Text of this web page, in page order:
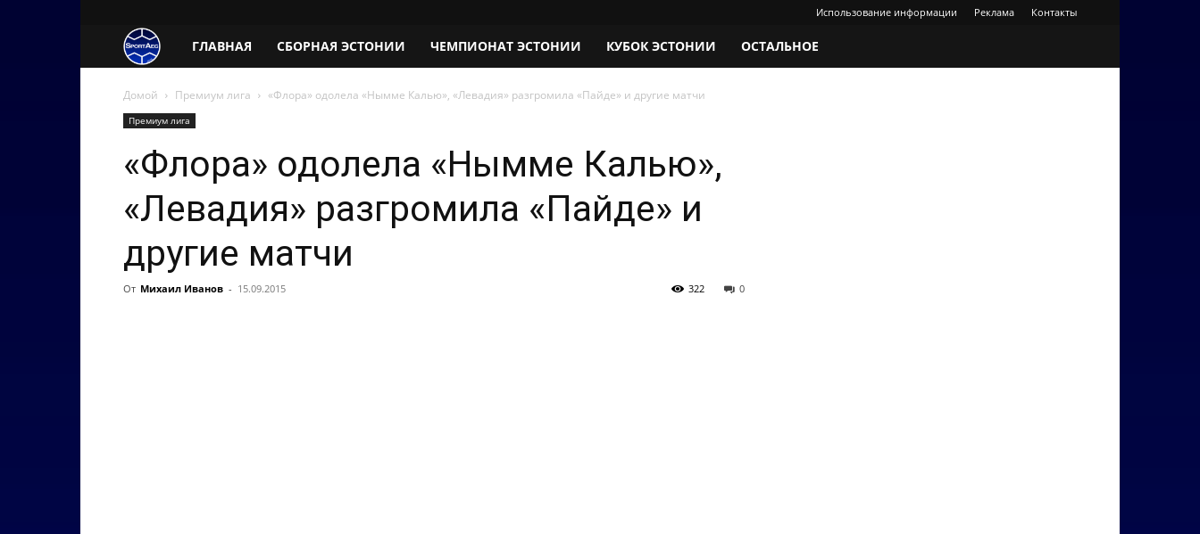
Использование информации Реклама Контакты
SportAeg.EE
ГЛАВНАЯ СБОРНАЯ ЭСТОНИИ ЧЕМПИОНАТ ЭСТОНИИ КУБОК ЭСТОНИИ ОСТАЛЬНОЕ
Домой Премиум лига «Флора» одолела «Нымме Калью», «Левадия» разгромила «Пайде» и другие матчи
Премиум лига
«Флора» одолела «Нымме Калью»,
«Левадия» разгромила «Пайде» и
другие матчи
От Михаил Иванов - 15.09.2015 0
322